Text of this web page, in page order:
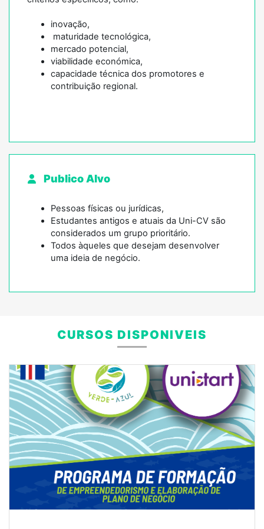
inovação,
maturidade tecnológica,
mercado potencial,
viabilidade económica,
capacidade técnica dos promotores e
contribuição regional.
Publico Alvo
Pessoas físicas ou jurídicas,
Estudantes antigos e atuais da Uni-CV são
considerados um grupo prioritário.
Todos àqueles que desejam desenvolver
uma ideia de negócio.
CURSOS DISPONIVEIS